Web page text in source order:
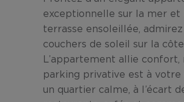
exceptionnelle sur la mer et
terrasse ensoleillée,
couchers de soleil sur la côte.
L’appartement allie
parking privative est à votre
un quartier calme, à l’écart